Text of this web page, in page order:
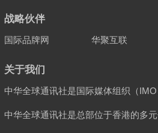
战略伙伴
国际品牌网 华聚互联
关于我们
中华全球通讯社是国际媒体组织（
中华全球通讯社是总部位于香港的多元